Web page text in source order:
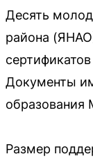
Десять
района
Документы
образования
Размер